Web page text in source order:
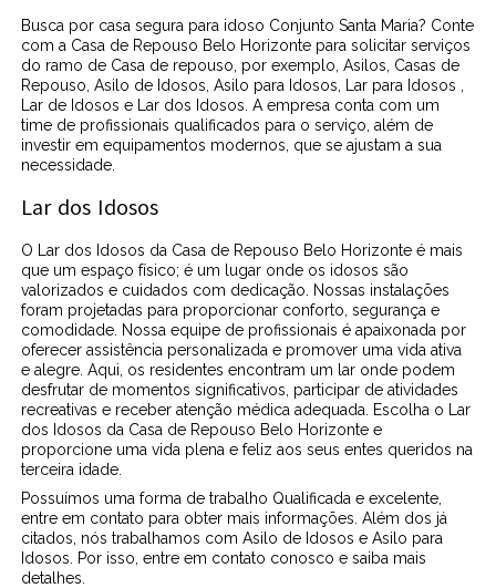
Busca por casa segura para idoso Conjunto Santa Maria? Conte
com a Casa de Repouso Belo Horizonte para solicitar serviços
do ramo de Casa de repouso, por exemplo, Asilos, Casas de
Repouso, Asilo de Idosos, Asilo para Idosos, Lar para Idosos ,
Lar de Idosos e Lar dos Idosos. A empresa conta com um
time de profissionais qualificados para o serviço, além de
investir em equipamentos modernos, que se ajustam a sua
necessidade.
Lar dos Idosos
O Lar dos Idosos da Casa de Repouso Belo Horizonte é mais
que um espaço físico; é um lugar onde os idosos são
valorizados e cuidados com dedicação. Nossas instalações
foram projetadas para proporcionar conforto, segurança e
comodidade. Nossa equipe de profissionais é apaixonada por
oferecer assistência personalizada e promover uma vida ativa
e alegre. Aqui, os residentes encontram um lar onde podem
desfrutar de momentos significativos, participar de atividades
recreativas e receber atenção médica adequada. Escolha o Lar
dos Idosos da Casa de Repouso Belo Horizonte e
proporcione uma vida plena e feliz aos seus entes queridos na
terceira idade.
Possuímos uma forma de trabalho Qualificada e excelente,
entre em contato para obter mais informações. Além dos já
citados, nós trabalhamos com Asilo de Idosos e Asilo para
Idosos. Por isso, entre em contato conosco e saiba mais
detalhes.